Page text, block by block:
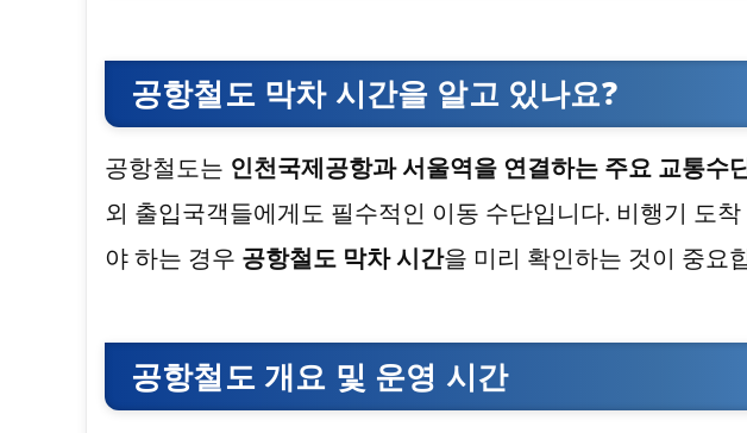
공항철도 막차 시간을 알고 있나요?
공항철도는 인천국제공항과 서울역을 연결하는 주요 교통수
외 출입국객들에게도 필수적인 이동 수단입니다. 비행기 도
야 하는 경우 공항철도 막차 시간을 미리 확인하는 것이 중요
공항철도 개요 및 운영 시간